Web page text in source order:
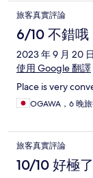
旅客真實評論
6/10 不錯哦
2023 年 9 月 20 日
使用 Google 翻譯
Place is very
OGAWA，6 晚
旅客真實評論
10/10 好極了